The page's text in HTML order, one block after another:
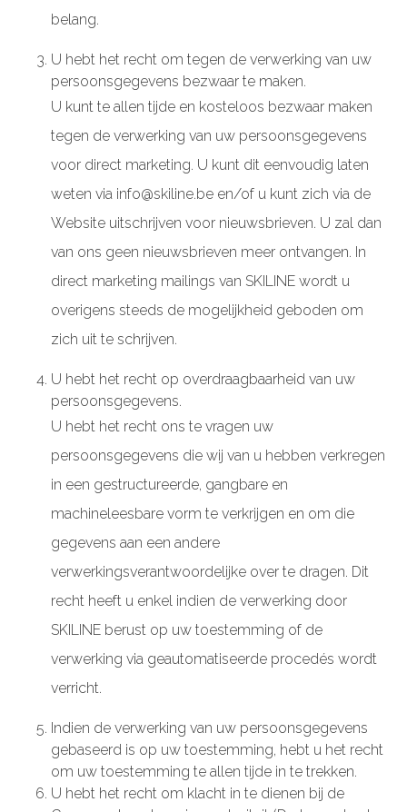
belang.
U hebt het recht om tegen de verwerking van uw
persoonsgegevens bezwaar te maken.
U kunt te allen tijde en kosteloos bezwaar maken
tegen de verwerking van uw persoonsgegevens
voor direct marketing. U kunt dit eenvoudig laten
weten via info@skiline.be en/of u kunt zich via de
Website uitschrijven voor nieuwsbrieven. U zal dan
van ons geen nieuwsbrieven meer ontvangen. In
direct marketing mailings van SKILINE wordt u
overigens steeds de mogelijkheid geboden om
zich uit te schrijven.
U hebt het recht op overdraagbaarheid van uw
persoonsgegevens.
U hebt het recht ons te vragen uw
persoonsgegevens die wij van u hebben verkregen
in een gestructureerde, gangbare en
machineleesbare vorm te verkrijgen en om die
gegevens aan een andere
verwerkingsverantwoordelijke over te dragen. Dit
recht heeft u enkel indien de verwerking door
SKILINE berust op uw toestemming of de
verwerking via geautomatiseerde procedés wordt
verricht.
Indien de verwerking van uw persoonsgegevens
gebaseerd is op uw toestemming, hebt u het recht
om uw toestemming te allen tijde in te trekken.
U hebt het recht om klacht in te dienen bij de